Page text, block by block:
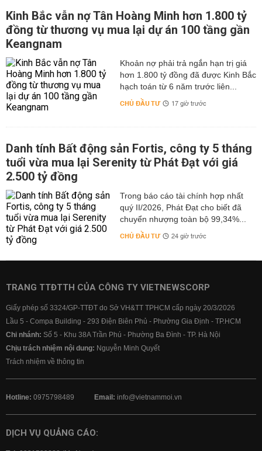
Kinh Bắc vẫn nợ Tân Hoàng Minh hơn 1.800 tỷ
đồng từ thương vụ mua lại dự án 100 tầng gần
Keangnam
hơn 1.800 tỷ đồng đã được Kinh Bắc
hạch toán từ 6 năm trước liên...
CHỦ ĐẦU TƯ 17 giờ trước
Danh tính Bất động sản Fortis, công ty 5 tháng
tuổi vừa mua lại Serenity từ Phát Đạt với giá
2.500 tỷ đồng
Trong báo cáo tài chính hợp nhất
quý II/2026, Phát Đạt cho biết đã
chuyển nhượng toàn bộ 99,34%...
CHỦ ĐẦU TƯ 24 giờ trước
TRANG TTĐTTH CỦA CÔNG TY VIETNEWSCORP
Giấy phép số 3324/GP-TTĐT do Sở VH&TT TPHCM cấp ngày 20/3/2026
Lầu 5 - Compa Building - 293 Điện Biên Phủ - Phường Gia Định - TP.HCM
Chi nhánh: Số 5 - Khu 38A Trần Phú - Phường Ba Đình - TP. Hà Nội
Chịu trách nhiệm nội dung: Nguyễn Minh Quyết
Trách nhiệm về thông tin
Hotline: 0975798489 Email: info@vietnammoi.vn
DỊCH VỤ QUẢNG CÁO: